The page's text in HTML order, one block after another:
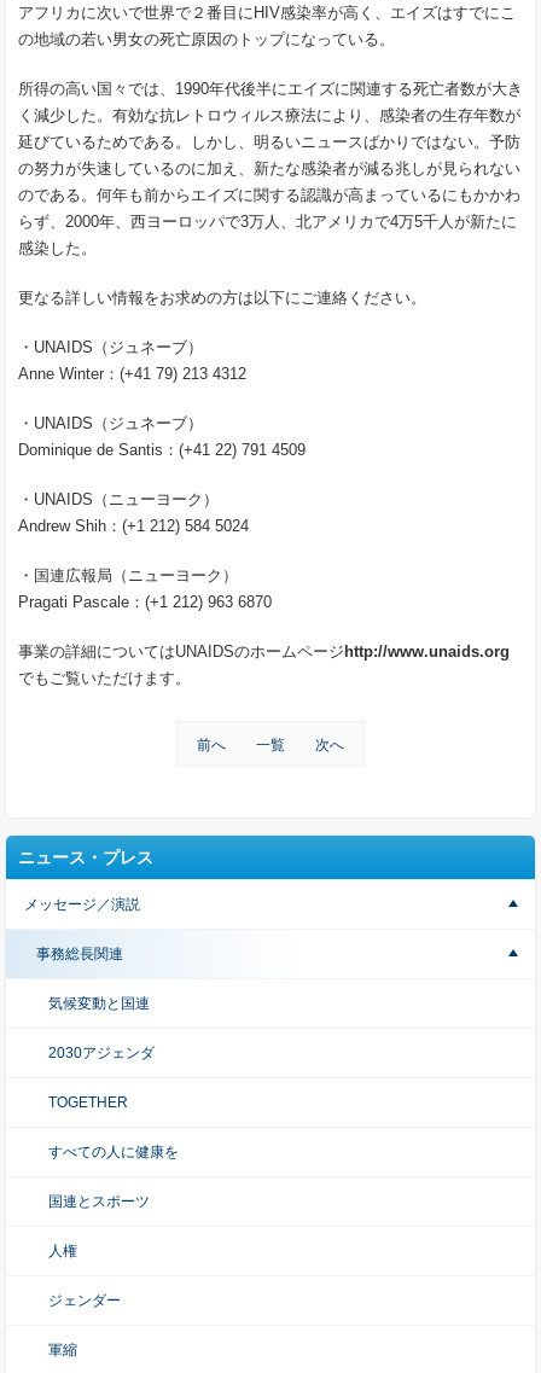
アフリカに次いで世界で２番目に HIV感染率が高く、エイズはすでにこ
の地域の若い男女の死亡原因のトップになっている。
所得の高い国々では、 1990年代後半にエイズに関連する死亡者数が大き
く減少した。有効な抗レトロウィルス療法により、感染者の生存年数が
延びているためである。しかし、明るいニュースばかりではない。予防
の努力が失速しているのに加え、新たな感染者が減る兆しが見られない
のである。何年も前からエイズに関する認識が高まっているにもかかわ
らず、 2000年、西ヨーロッパで3万人、北アメリカで4万5千人が新たに
感染した。
更なる詳しい情報をお求めの方は以下にご連絡ください。
・ UNAIDS （ジュネーブ）
Anne Winter ： (+41 79) 213 4312
・ UNAIDS （ジュネーブ）
Dominique de Santis ： (+41 22) 791 4509
・ UNAIDS （ニューヨーク）
Andrew Shih ： (+1 212) 584 5024
・国連広報局（ニューヨーク）
Pragati Pascale ： (+1 212) 963 6870
事業の詳細についてはUNAIDSのホームページ http://www.unaids.org
でもご覧いただけます。
前へ 一覧 次へ
ニュース・プレス
メッセージ／演説
事務総長関連
気候変動と国連
2030アジェンダ
TOGETHER
すべての人に健康を
国連とスポーツ
人権
ジェンダー
軍縮